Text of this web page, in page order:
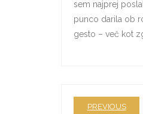
sem najprej
punco darila ob
gesto – več kot
PREVIOUS